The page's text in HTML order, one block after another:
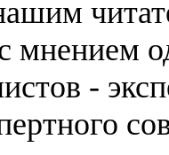
мнением
-